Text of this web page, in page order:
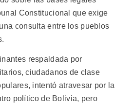
Constitucional que exige
consulta entre los pueblos
respaldada por
ciudadanos de clase
intentó atravesar por la
político de Bolivia, pero